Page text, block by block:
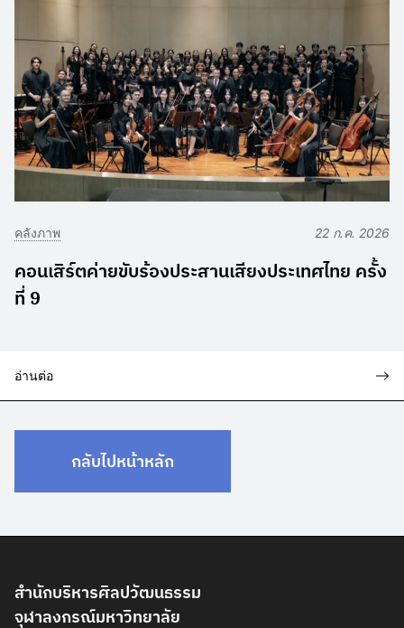
คลังภาพ 22 ก.ค. 2026
คอนเสิร์ตค่ายขับร้องประสานเสียงประเทศไทย ครั้ง
ที่ 9
อ่านต่อ
กลับไปหน้าหลัก
สำนักบริหารศิลปวัฒนธรรม
จุฬาลงกรณ์มหาวิทยาลัย